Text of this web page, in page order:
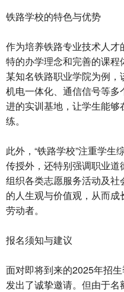
铁路学校的特色与优势
作为培养铁路专业技术人才
特的办学理念和完善的课
某知名铁路职业学院为例，
机电一体化、通信信号等
进的实训基地，让学生能
练。
此外，“铁路学校”注重学生
传授外，还特别强调职业
组织各类志愿服务活动及
的人生观与价值观，从而
劳动者。
报名须知与建议
面对即将到来的2025年招
发出了诚挚邀请。但由于